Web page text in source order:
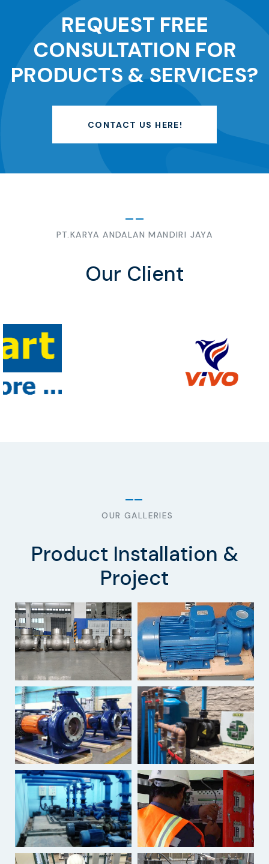
REQUEST FREE
CONSULTATION FOR
PRODUCTS & SERVICES?
CONTACT US HERE!
PT.KARYA ANDALAN MANDIRI JAYA
Our Client
OUR GALLERIES
Product Installation &
Project